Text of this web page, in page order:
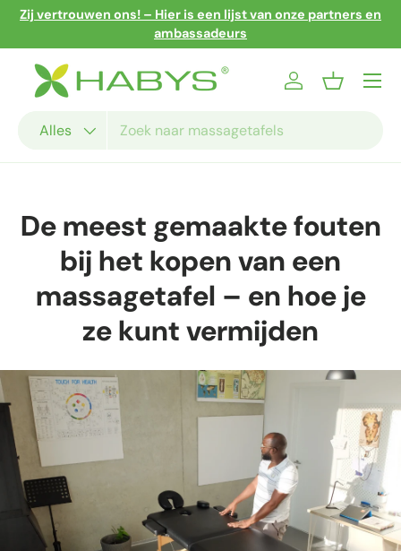
Zij vertrouwen ons! – Hier is een lijst van onze partners en
ambassadeurs
Alles
InloggenMandje
Menu
De meest gemaakte fouten
bij het kopen van een
massagetafel – en hoe je
ze kunt vermijden